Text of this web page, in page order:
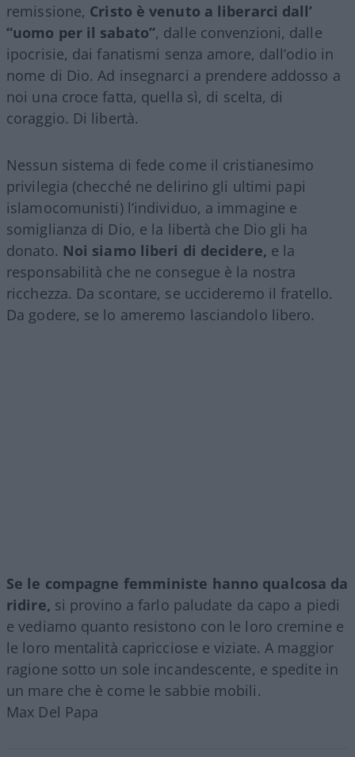
remissione, Cristo è venuto a liberarci dall’
“uomo per il sabato”, dalle convenzioni, dalle
ipocrisie, dai fanatismi senza amore, dall’odio in
nome di Dio. Ad insegnarci a prendere addosso a
noi una croce fatta, quella sì, di scelta, di
coraggio. Di libertà.
Nessun sistema di fede come il cristianesimo
privilegia (checché ne delirino gli ultimi papi
islamocomunisti) l’individuo, a immagine e
somiglianza di Dio, e la libertà che Dio gli ha
donato. Noi siamo liberi di decidere, e la
responsabilità che ne consegue è la nostra
ricchezza. Da scontare, se uccideremo il fratello.
Da godere, se lo ameremo lasciandolo libero.
Se le compagne femministe hanno qualcosa da
ridire, si provino a farlo paludate da capo a piedi
e vediamo quanto resistono con le loro cremine e
le loro mentalità capricciose e viziate. A maggior
ragione sotto un sole incandescente, e spedite in
un mare che è come le sabbie mobili.
Max Del Papa